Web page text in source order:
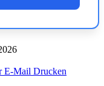
E-Mail Drucken